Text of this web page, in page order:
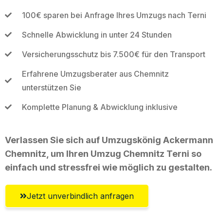
100€ sparen bei Anfrage Ihres Umzugs nach Terni
Schnelle Abwicklung in unter 24 Stunden
Versicherungsschutz bis 7.500€ für den Transport
Erfahrene Umzugsberater aus Chemnitz
unterstützen Sie
Komplette Planung & Abwicklung inklusive
Verlassen Sie sich auf Umzugskönig Ackermann
Chemnitz, um Ihren Umzug Chemnitz Terni so
einfach und stressfrei wie möglich zu gestalten.
Jetzt unverbindlich anfragen